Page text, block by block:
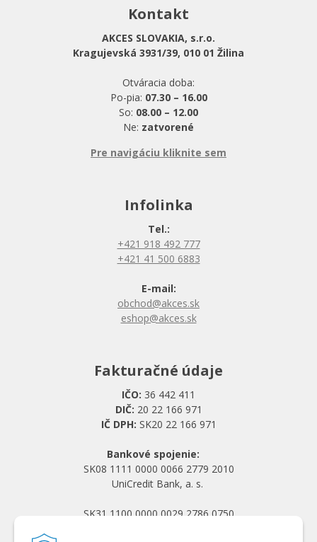
Kontakt
AKCES SLOVAKIA, s.r.o.
Kragujevská 3931/39, 010 01 Žilina
Otváracia doba:
Po-pia: 07.30 – 16.00
So: 08.00 – 12.00
Ne: zatvorené
Pre navigáciu kliknite sem
Infolinka
Tel.:
+421 918 492 777
+421 41 500 6883
E-mail:
obchod@akces.sk
eshop@akces.sk
Fakturačné údaje
IČO: 36 442 411
DIČ: 20 22 166 971
IČ DPH: SK20 22 166 971
Bankové spojenie:
SK08 1111 0000 0066 2779 2010
UniCredit Bank, a. s.
SK31 1100 0000 0029 2786 0750